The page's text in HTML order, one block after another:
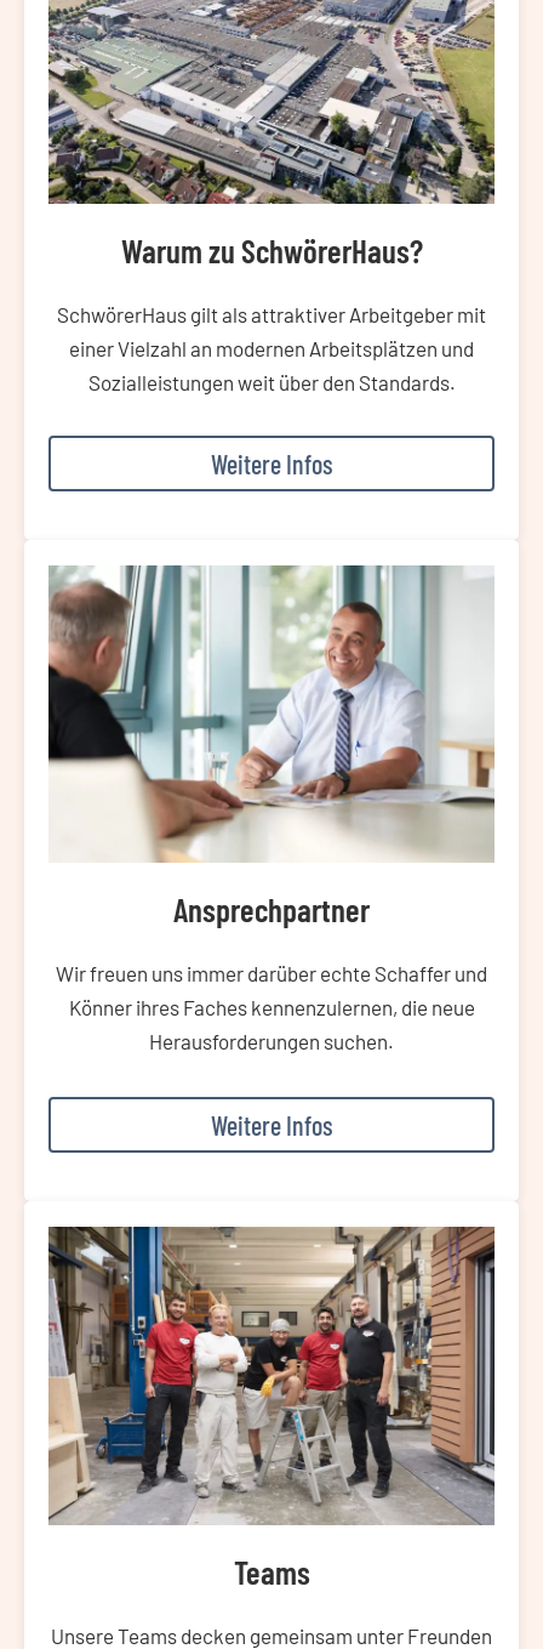
Warum zu SchwörerHaus?
SchwörerHaus gilt als attraktiver Arbeitgeber mit
einer Vielzahl an modernen Arbeitsplätzen und
Sozialleistungen weit über den Standards.
Weitere Infos
Ansprechpartner
Wir freuen uns immer darüber echte Schaffer und
Könner ihres Faches kennenzulernen, die neue
Herausforderungen suchen.
Weitere Infos
Teams
Unsere Teams decken gemeinsam unter Freunden